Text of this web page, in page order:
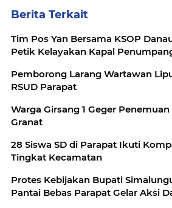
Berita Terkait
Tim Pos Yan Bersama KSOP
Petik Kelayakan Kapal
Pemborong Larang Wartawan
RSUD Parapat
Warga Girsang 1 Geger
Granat
28 Siswa SD di Parapat Ikuti Kompetisi Ujian OSN
Tingkat Kecamatan
Protes Kebijakan Bupati
Pantai Bebas Parapat Gelar Aksi